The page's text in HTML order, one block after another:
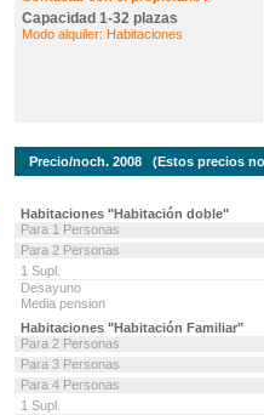
Capacidad 1-32 plazas
Modo alquiler: Habitaciones
Precio/noch. 2008 (Estos precios no
Habitaciones "Habitación doble"
Para 1 Personas
Para 2 Personas
1 Supl.
Desayuno
Media pension
Habitaciones "Habitación Familiar"
Para 2 Personas
Para 3 Personas
Para 4 Personas
1 Supl.